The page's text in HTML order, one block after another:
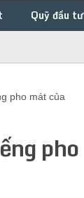
Quỹ đầu tư
pho mát của
pho